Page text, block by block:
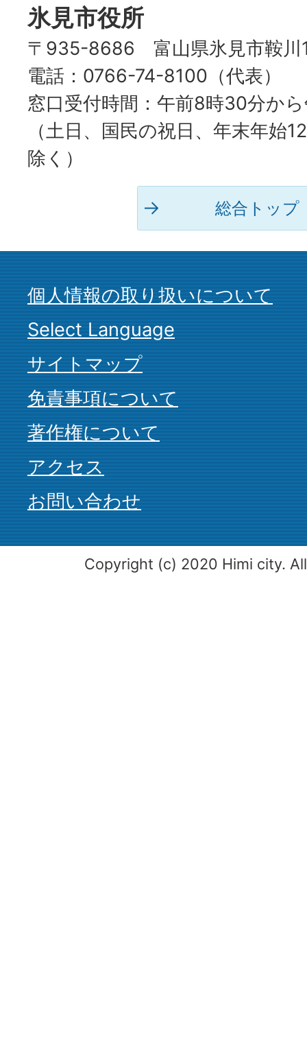
氷見市役所
〒935-8686 富山県氷見市鞍川
電話：0766-74-8100（代表）
窓口受付時間：午前8時30分か
（土日、国民の祝日、年末年始
除く）
総合トップ
個人情報の取り扱いについて
Select Language
サイトマップ
免責事項について
著作権について
アクセス
お問い合わせ
Copyright (c) 2020 Himi city.